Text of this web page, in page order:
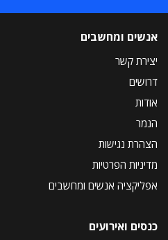
אנשים ומחשבים
יצירת קשר
דרושים
אודות
הנמר
הצהרת נגישות
מדיניות הפרטיות
אפליקציה אנשים ומחשבים
כנסים ואירועים